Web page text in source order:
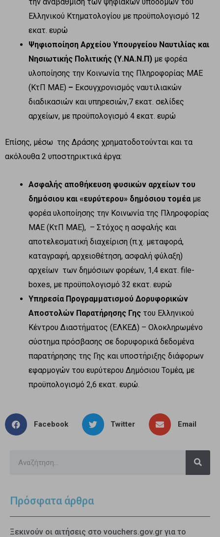
Ελληνικού Κτηματολογίου με προϋπολογισμό 12
εκατ. ευρώ
Ψηφιοποίηση Αρχείου Υπουργείου Ναυτιλίας και
Νησιωτικής Πολιτικής (Υ.ΝΑ.Ν.Π) με φορέα
υλοποίησης την Κοινωνία της Πληροφορίας ΜΑΕ
(ΚτΠ ΜΑΕ) – Εκσυγχρονισμός ναυτιλιακών
διαδικασιών και υπηρεσιών,7 εκατ. σελίδες
αρχείων, με προϋπολογισμό 4 εκατ. ευρώ
Επίσης, μέσω της Δράσης χρηματοδοτούνται και τα
ακόλουθα 2 υποστηρικτικά έργα:
Ασφαλής αποθήκευση φυσικών αρχείων του
δημόσιου και «ευρύτερου» δημόσιου τομέα με
φορέα υλοποίησης την Κοινωνία της Πληροφορίας
ΜΑΕ (ΚτΠ ΜΑΕ), – Στόχος η ασφαλής και
αποτελεσματική διαχείριση (π.χ. μεταφορά,
καταγραφή, αρχειοθέτηση, ασφαλή φύλαξη)
αρχείων των δημόσιων φορέων, 1,4 εκατ. file-
boxes, με προϋπολογισμό 32 εκατ. ευρώ
Υπηρεσία Προγραμματισμού Δορυφορικών
Αποστολών Παρατήρησης Γης του Ελληνικού
Κέντρου Διαστήματος (ΕΛΚΕΔ) – Ολοκληρωμένο
σύστημα πρόσβασης σε δορυφορικά δεδομένα
παρατήρησης της Γης και υποστήριξης διάφορων
εφαρμογών του ευρύτερου Δημόσιου Τομέα, με
προϋπολογισμό 2,6 εκατ. ευρώ.
Facebook Twitter Email
Πρόσφατα άρθρα
Ξεκινούν οι αιτήσεις στο vouchers.gov.gr για το